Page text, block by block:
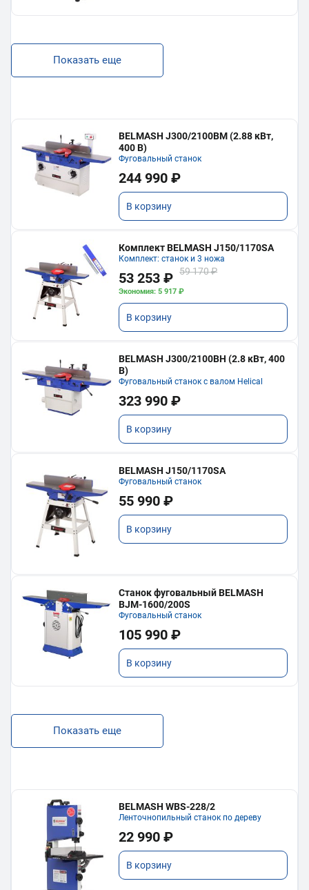
Показать еще
BELMASH J300/2100ВМ (2.88 кВт,
400 В)
Фуговальный станок
244 990 ₽
В корзину
Комплект BELMASH J150/1170SA
Комплект: станок и 3 ножа
53 253 ₽ 59 170 ₽
Экономия: 5 917 ₽
В корзину
BELMASH J300/2100ВH (2.8 кВт, 400
В)
Фуговальный станок с валом Helical
323 990 ₽
В корзину
BELMASH J150/1170SA
Фуговальный станок
55 990 ₽
В корзину
Станок фуговальный BELMASH
BJM-1600/200S
Фуговальный станок
105 990 ₽
В корзину
Показать еще
BELMASH WBS-228/2
Ленточнопильный станок по дереву
22 990 ₽
В корзину